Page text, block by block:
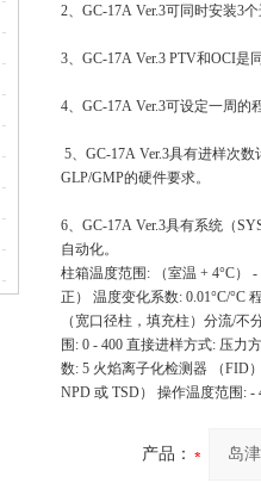
2、GC-17A Ver.3可同时安装3
3、GC-17A Ver.3 PTV和OCI
4、GC-17A Ver.3可设定一周的
5、GC-17A Ver.3具有进样次
GLP/GMP的硬件要求。
6、GC-17A Ver.3具有系统（
自动化。
柱箱温度范围: （室温 + 4°C）
正） 温度变化系数: 0.01°C/°C
（宽口径柱，填充柱）分流/不
围: 0 - 400 直接进样方式: 压力
数: 5 火焰离子化检测器 （FID
NPD 或 TSD） 操作温度范围: -
产品：